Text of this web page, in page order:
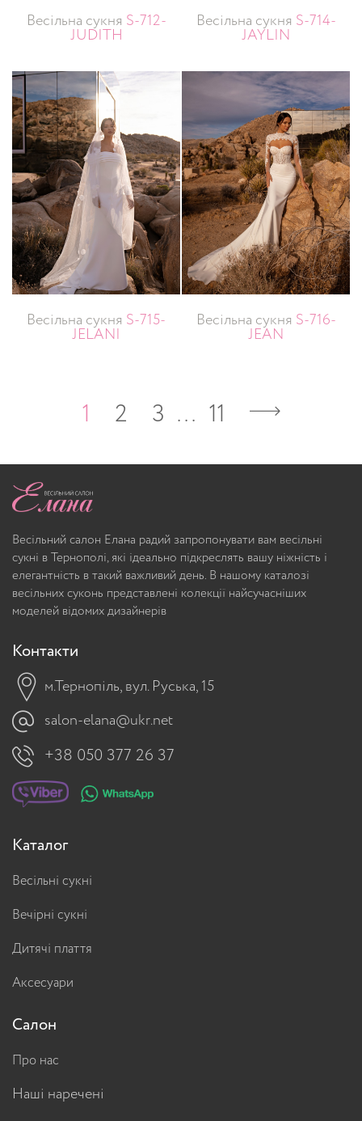
Весільна сукня S-712-
JUDITH
Весільна сукня S-714-
JAYLIN
Весільна сукня S-715-
JELANI
Весільна сукня S-716-
JEAN
1 2 3 … 11
Весільний салон Елана радий запропонувати вам весільні
сукні в Тернополі, які ідеально підкреслять вашу ніжність і
елегантність в такий важливий день. В нашому каталозі
весільних суконь представлені колекції найсучасніших
моделей відомих дизайнерів
Контакти
м.Тернопіль, вул. Руська, 15
salon-elana@ukr.net
+38 050 377 26 37
Каталог
Весільні сукні
Вечірні сукні
Дитячі плаття
Аксесуари
Салон
Про нас
Наші наречені